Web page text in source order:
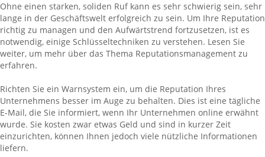
Ohne einen starken, soliden Ruf kann es sehr schwierig sein, sehr
lange in der Geschäftswelt erfolgreich zu sein. Um Ihre Reputation
richtig zu managen und den Aufwärtstrend fortzusetzen, ist es
notwendig, einige Schlüsseltechniken zu verstehen. Lesen Sie
weiter, um mehr über das Thema Reputationsmanagement zu
erfahren.
Richten Sie ein Warnsystem ein, um die Reputation Ihres
Unternehmens besser im Auge zu behalten. Dies ist eine tägliche
E-Mail, die Sie informiert, wenn Ihr Unternehmen online erwähnt
wurde. Sie kosten zwar etwas Geld und sind in kurzer Zeit
einzurichten, können Ihnen jedoch viele nützliche Informationen
liefern.